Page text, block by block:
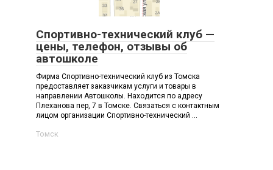
Спортивно-технический клуб —
цены, телефон, отзывы об
автошколе
Фирма Спортивно-технический клуб из Томска
предоставляет заказчикам услуги и товары в
направлении Автошколы. Находится по адресу
Плеханова пер, 7 в Томске. Связаться с контактным
лицом организации Спортивно-технический ...
Томск